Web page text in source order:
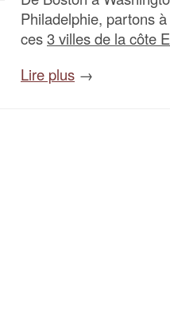
Philadelphie, partons
ces3 villes de la côte
Lire plus →